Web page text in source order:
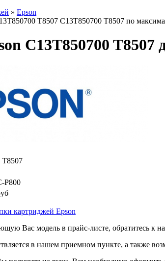
» Epson
T8507 C13T850700 T8507 по
C13T850700 T8507
T8507
P800
картриджей Epson
Вас модель в прайс-листе, обратитесь к
в нашем приемном пункте, а также